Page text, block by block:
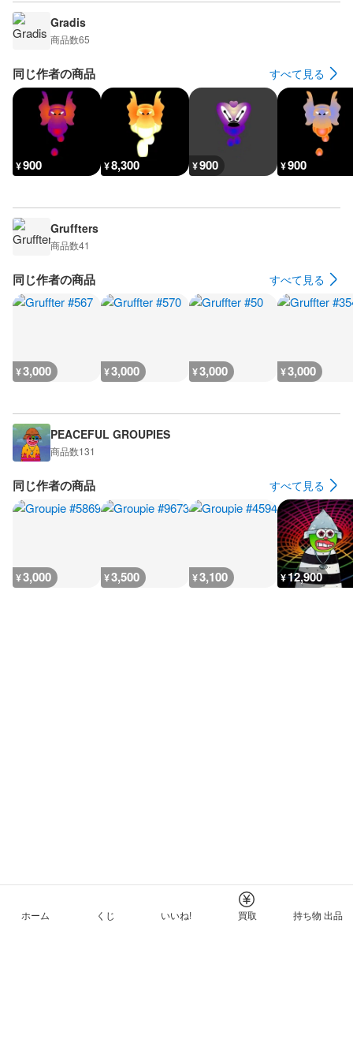
Gradis
商品数65
同じ作者の商品 すべて見る
¥900 ¥8,300 ¥900 ¥900
Gruffters
商品数41
同じ作者の商品 すべて見る
¥3,000 ¥3,000 ¥3,000 ¥3,000
PEACEFUL GROUPIES
商品数131
同じ作者の商品 すべて見る
¥3,000 ¥3,500 ¥3,100 ¥12,900
ホーム くじ いいね! 買取 持ち物 出品